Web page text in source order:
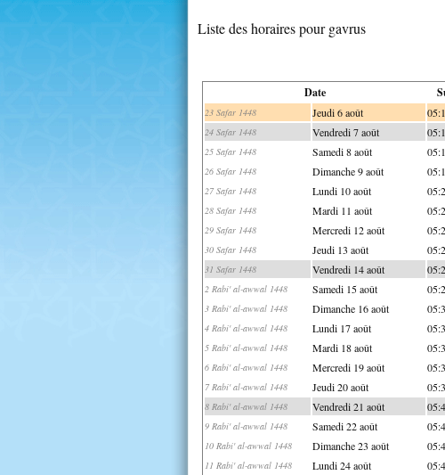
Liste des horaires pour gavrus
Date
23 Safar 1448 Jeudi 6 août
24 Safar 1448 Vendredi 7 août
25 Safar 1448 Samedi 8 août
26 Safar 1448 Dimanche 9 août
27 Safar 1448 Lundi 10 août
28 Safar 1448 Mardi 11 août
29 Safar 1448 Mercredi 12 août
30 Safar 1448 Jeudi 13 août
31 Safar 1448 Vendredi 14 août
2 Rabi' al-awwal 1448 Samedi 15 août
3 Rabi' al-awwal 1448 Dimanche 16 août
4 Rabi' al-awwal 1448 Lundi 17 août
5 Rabi' al-awwal 1448 Mardi 18 août
6 Rabi' al-awwal 1448 Mercredi 19 août
7 Rabi' al-awwal 1448 Jeudi 20 août
8 Rabi' al-awwal 1448 Vendredi 21 août
9 Rabi' al-awwal 1448 Samedi 22 août
10 Rabi' al-awwal 1448 Dimanche 23 août
11 Rabi' al-awwal 1448 Lundi 24 août